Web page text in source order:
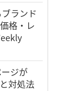
ランド
格・レ
ジが
対処法